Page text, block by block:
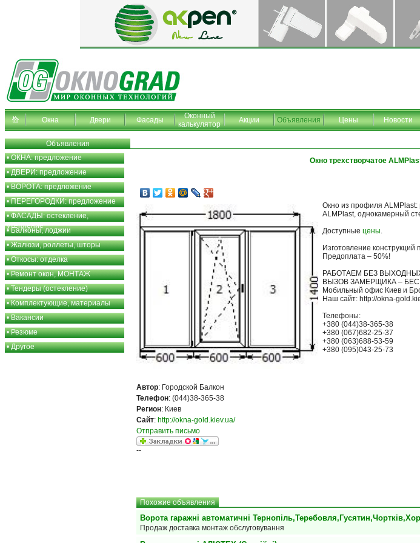
Окна Двери Фасады
Оконный
калькулятор
Акции Объявления Цены Новости
Объявления
•ОКНА: предложение
•ДВЕРИ: предложение
•ВОРОТА: предложение
•ПЕРЕГОРОДКИ: предложение
•ФАСАДЫ: остекление,
утепление
•Балконы, лоджии
•Жалюзи, роллеты, шторы
•Откосы: отделка
•Ремонт окон, МОНТАЖ
•Тендеры (остекление)
•Комплектующие, материалы
•Вакансии
•Резюме
•Другое
Окно трехстворчатое
Окно из профиля
ALMPlast, однокамерный
Доступные цены.
Изготовление конструкций
Предоплата – 50%!
РАБОТАЕМ БЕЗ
ВЫЗОВ ЗАМЕРЩИКА –
Мобильный офис Киев и
Наш сайт: http://okna-
Телефоны:
+380 (044)38-365-38
+380 (067)682-25-37
+380 (063)688-53-59
+380 (095)043-25-73
Автор: Городской Балкон
Телефон: (044)38-365-38
Регион: Киев
Сайт: http://okna-gold.kiev.ua/
Отправить письмо
--
Похожие объявления
Ворота гаражні автоматичні
Продаж доставка монтаж обслуговування